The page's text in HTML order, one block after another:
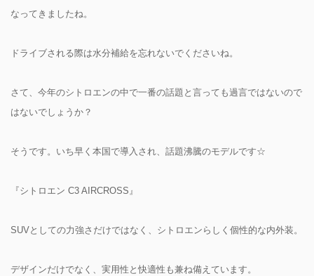
なってきましたね。
ドライブされる際は水分補給を忘れないでくださいね。
さて、今年のシトロエンの中で一番の話題と言っても過言ではないので
はないでしょうか？
そうです。いち早く本国で導入され、話題沸騰のモデルです☆
『シトロエン C3 AIRCROSS』
SUVとしての力強さだけではなく、シトロエンらしく個性的な内外装。
デザインだけでなく、実用性と快適性も兼ね備えています。